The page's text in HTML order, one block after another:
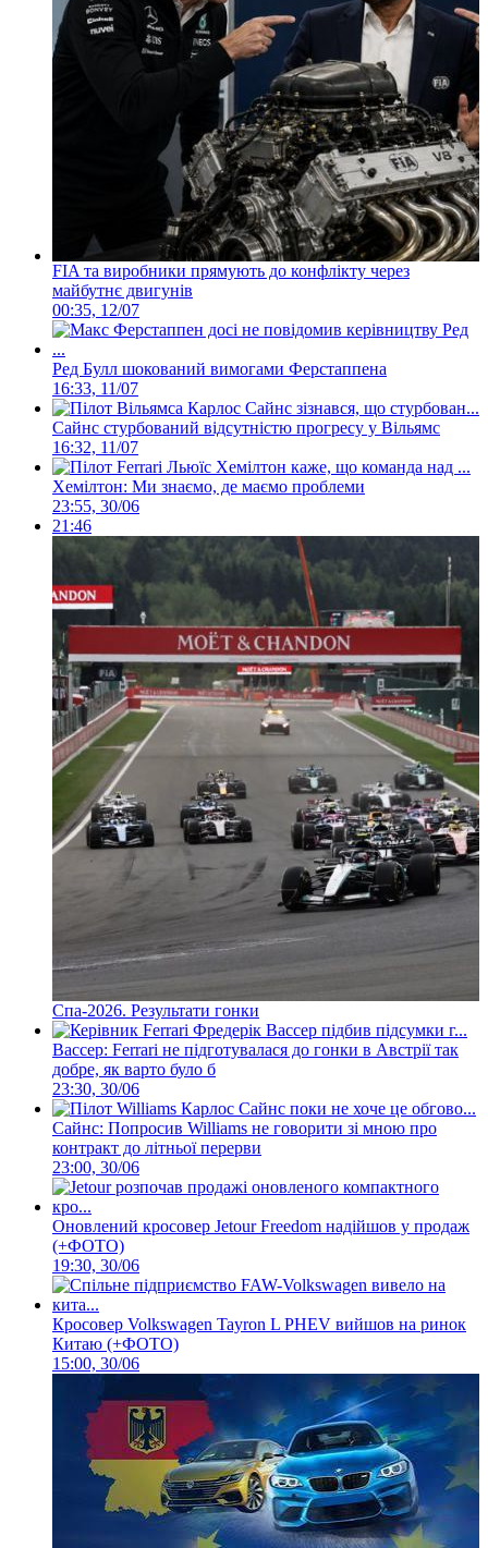
FIA та виробники прямують до конфлікту через
майбутнє двигунів
00:35, 12/07
Ред Булл шокований вимогами Ферстаппена
16:33, 11/07
Сайнс стурбований відсутністю прогресу у Вільямс
16:32, 11/07
Хемілтон: Ми знаємо, де маємо проблеми
23:55, 30/06
21:46
Спа-2026. Результати гонки
Вассер: Ferrari не підготувалася до гонки в Австрії так
добре, як варто було б
23:30, 30/06
Сайнс: Попросив Williams не говорити зі мною про
контракт до літньої перерви
23:00, 30/06
Оновлений кросовер Jetour Freedom надійшов у продаж
(+ФОТО)
19:30, 30/06
Кросовер Volkswagen Tayron L PHEV вийшов на ринок
Китаю (+ФОТО)
15:00, 30/06